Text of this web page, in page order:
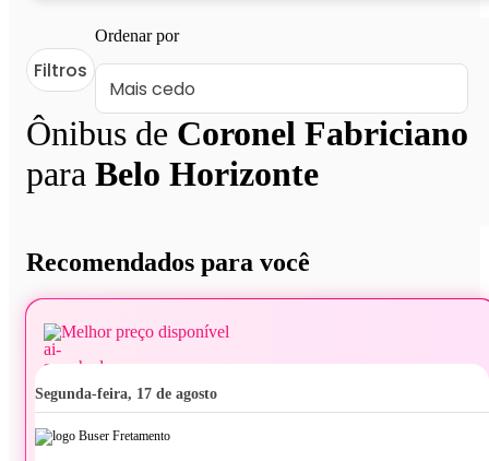
Ônibus de Coronel Fabriciano
para Belo Horizonte
Filtros
Ordenar por
Recomendados para você
Melhor preço disponível
segunda-feira, 17 de agosto